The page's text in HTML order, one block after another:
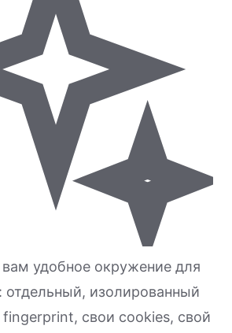
удобное окружение для
изолированный
свои cookies, свой